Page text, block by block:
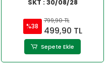
SKT : 30/08/28
%38
799,90 TL
499,90 TL
Sepete Ekle